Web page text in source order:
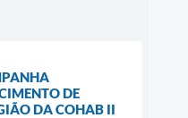
DE
DA COHAB II